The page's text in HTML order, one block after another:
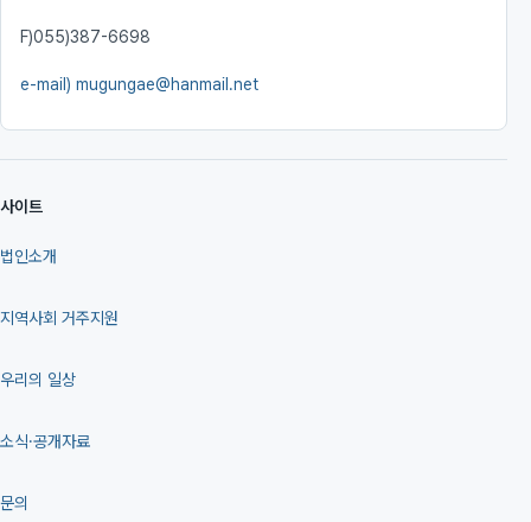
F)055)387-6698
e-mail) mugungae@hanmail.net
사이트
법인소개
지역사회 거주지원
우리의 일상
소식·공개자료
문의